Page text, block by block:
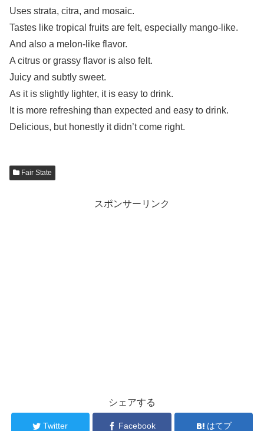
Uses strata, citra, and mosaic.
Tastes like tropical fruits are felt, especially mango-like.
And also a melon-like flavor.
A citrus or grassy flavor is also felt.
Juicy and subtly sweet.
As it is slightly lighter, it is easy to drink.
It is more refreshing than expected and easy to drink.
Delicious, but honestly it didn’t come right.
Fair State
スポンサーリンク
シェアする
Twitter Facebook はてブ